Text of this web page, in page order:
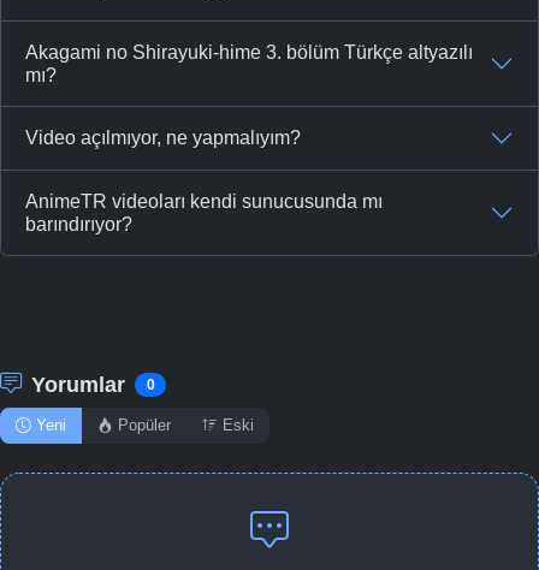
Akagami no Shirayuki-hime 3. bölüm Türkçe altyazılı
mı?
Video açılmıyor, ne yapmalıyım?
AnimeTR videoları kendi sunucusunda mı
barındırıyor?
Yorumlar 0
Yeni Popüler Eski